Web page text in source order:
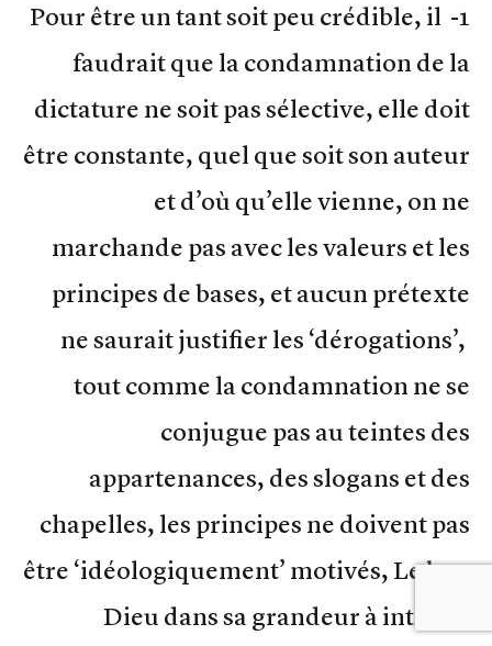
1- Pour être un tant soit peu crédible, il
faudrait que la condamnation de la
dictature ne soit pas sélective, elle doit
être constante, quel que soit son auteur
et d’où qu’elle vienne, on ne
marchande pas avec les valeurs et les
principes de bases, et aucun prétexte
ne saurait justifier les ‘dérogations’,
tout comme la condamnation ne se
conjugue pas au teintes des
appartenances, des slogans et des
chapelles, les principes ne doivent pas
être ‘idéologiquement’ motivés, Le bon
Dieu dans sa grandeur à interdit